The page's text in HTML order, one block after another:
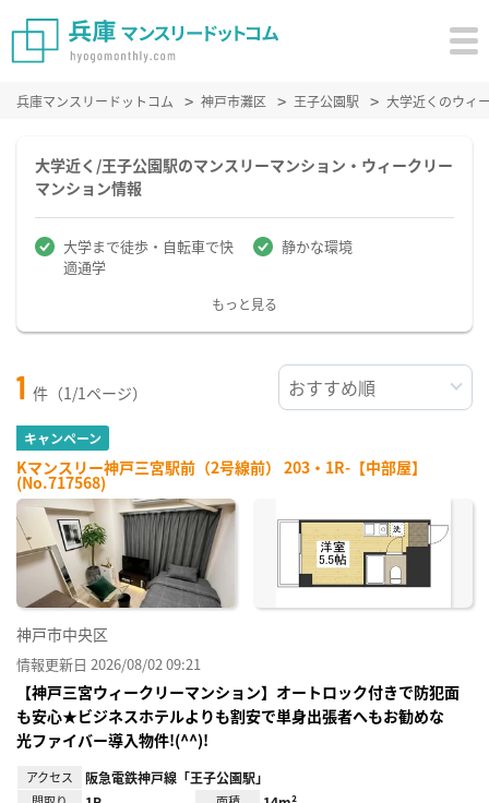
兵庫マンスリードットコム 神戸市灘区 王子公園駅 大学近くのウィ
大学近く/王子公園駅のマンスリーマンション・ウィークリー
マンション情報
大学まで徒歩・自転車で快
適通学
静かな環境
もっと見る
1 件（1/1ページ）
キャンペーン
Kマンスリー神戸三宮駅前（2号線前） 203・1R-【中部屋】
(No.717568)
神戸市中央区
情報更新日 2026/08/02 09:21
【神戸三宮ウィークリーマンション】オートロック付きで防犯面
も安心★ビジネスホテルよりも割安で単身出張者へもお勧めな
光ファイバー導入物件!(^^)!
アクセス 阪急電鉄神戸線「王子公園駅」